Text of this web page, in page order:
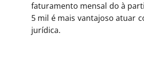
faturamento mensal do à
5 mil é mais vantajoso atuar
jurídica.